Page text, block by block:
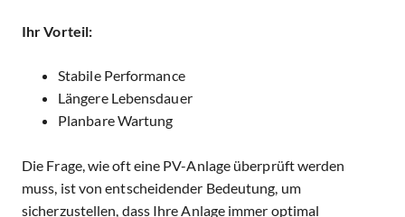
Ihr Vorteil:
Stabile Performance
Längere Lebensdauer
Planbare Wartung
Die Frage, wie oft eine PV-Anlage überprüft werden
muss, ist von entscheidender Bedeutung, um
sicherzustellen, dass Ihre Anlage immer optimal